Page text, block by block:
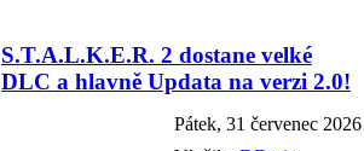
S.T.A.L.K.E.R. 2 dostane velké
DLC a hlavně Updata na verzi 2.0!
Pátek, 31 červenec 2026